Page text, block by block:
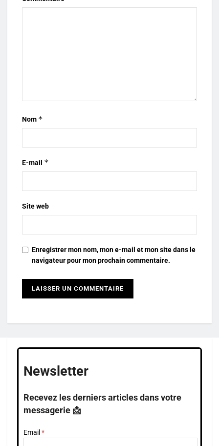
Nom *
E-mail *
Site web
Enregistrer mon nom, mon e-mail et mon site dans le
navigateur pour mon prochain commentaire.
Newsletter
Recevez les derniers articles dans votre
messagerie 📩
Email